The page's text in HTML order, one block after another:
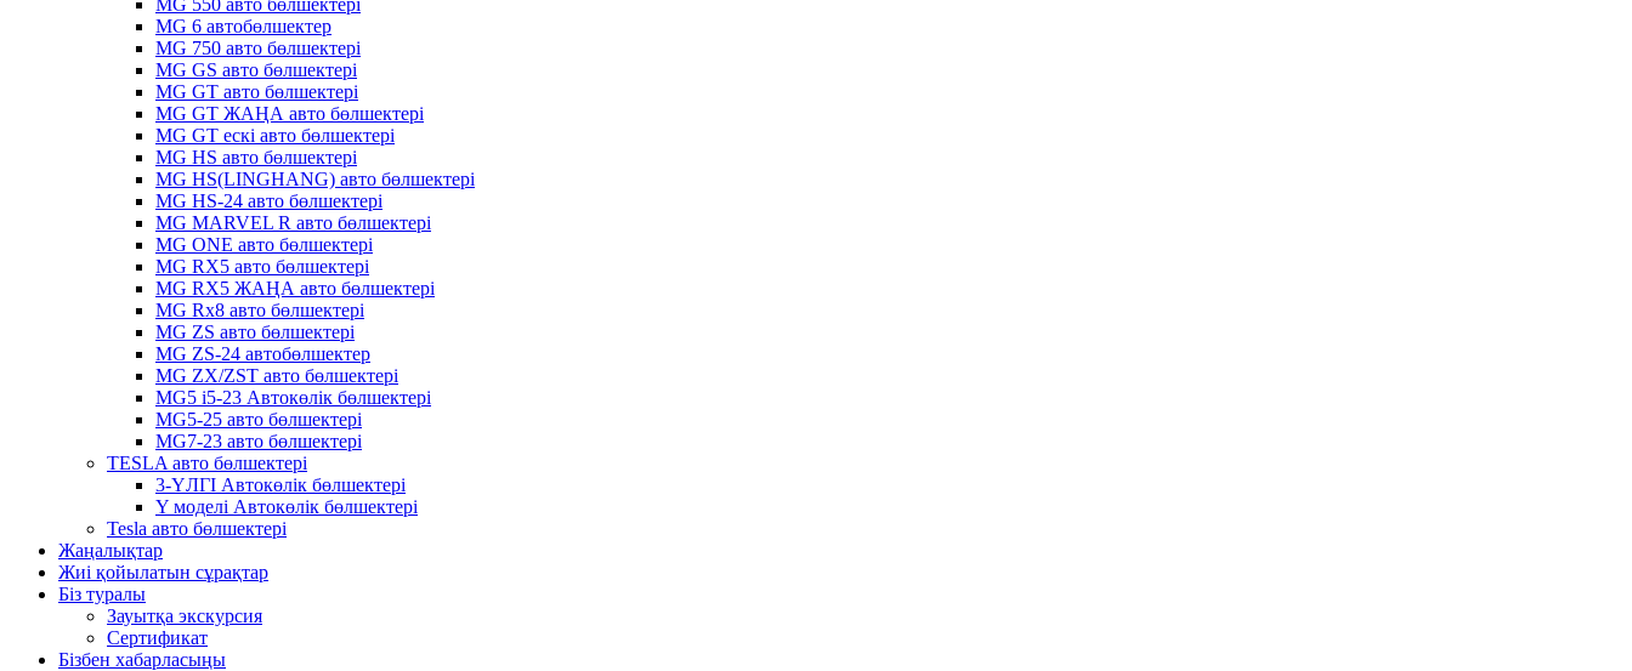
MG 550 авто бөлшектері
MG 6 автобөлшектер
MG 750 авто бөлшектері
MG GS авто бөлшектері
MG GT авто бөлшектері
MG GT ЖАҢА авто бөлшектері
MG GT ескі авто бөлшектері
MG HS авто бөлшектері
MG HS(LINGHANG) авто бөлшектері
MG HS-24 авто бөлшектері
MG MARVEL R авто бөлшектері
MG ONE авто бөлшектері
MG RX5 авто бөлшектері
MG RX5 ЖАҢА авто бөлшектері
MG Rx8 авто бөлшектері
MG ZS авто бөлшектері
MG ZS-24 автобөлшектер
MG ZX/ZST авто бөлшектері
MG5 i5-23 Автокөлік бөлшектері
MG5-25 авто бөлшектері
MG7-23 авто бөлшектері
TESLA авто бөлшектері
3-ҮЛГІ Автокөлік бөлшектері
Y моделі Автокөлік бөлшектері
Tesla авто бөлшектері
Жаңалықтар
Жиі қойылатын сұрақтар
Біз туралы
Зауытқа экскурсия
Сертификат
Бізбен хабарласыңы